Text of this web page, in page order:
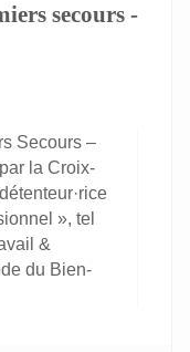
secours -
Secours –
la Croix-
», tel
&
du Bien-